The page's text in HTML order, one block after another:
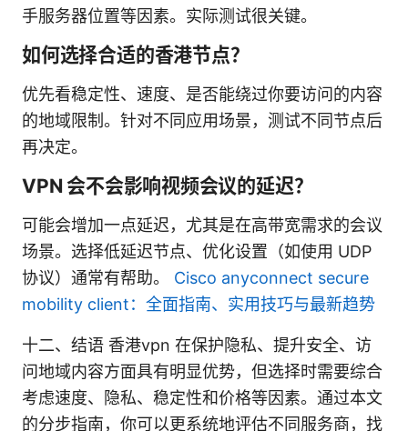
手服务器位置等因素。实际测试很关键。
如何选择合适的香港节点？
优先看稳定性、速度、是否能绕过你要访问的内容
的地域限制。针对不同应用场景，测试不同节点后
再决定。
VPN 会不会影响视频会议的延迟？
可能会增加一点延迟，尤其是在高带宽需求的会议
场景。选择低延迟节点、优化设置（如使用 UDP
协议）通常有帮助。 Cisco anyconnect secure
mobility client：全面指南、实用技巧与最新趋势
十二、结语 香港vpn 在保护隐私、提升安全、访
问地域内容方面具有明显优势，但选择时需要综合
考虑速度、隐私、稳定性和价格等因素。通过本文
的分步指南，你可以更系统地评估不同服务商，找